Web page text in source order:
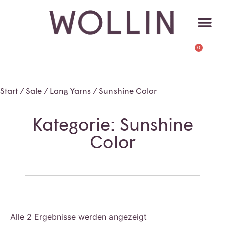
0
Start / Sale / Lang Yarns / Sunshine Color
Kategorie: Sunshine
Color
Alle 2 Ergebnisse werden angezeigt